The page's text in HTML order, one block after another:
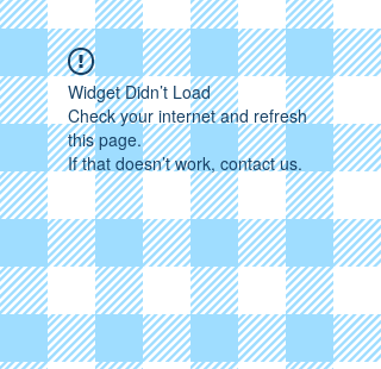
Widget Didn’t Load
Check your internet and refresh
this page.
If that doesn’t work, contact us.